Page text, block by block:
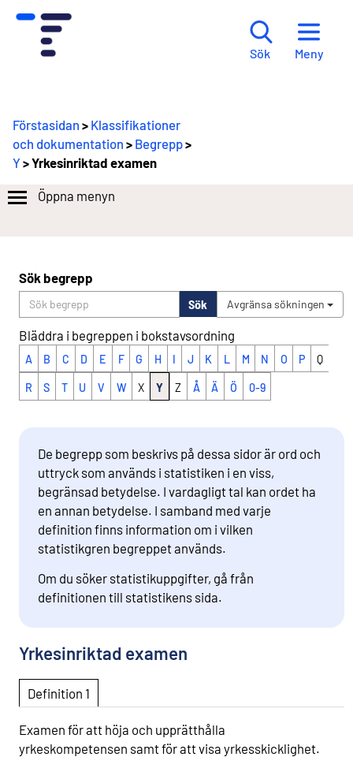
Sök Meny
Förstasidan > Klassifikationer
och dokumentation > Begrepp>
Y > Yrkesinriktad examen
Öppna menyn
Sök begrepp
Sök Avgränsa sökningen
Bläddra i begreppen i bokstavsordning
A B C D E F G H I J K L M N O P Q
R S T U V W X Y Z Å Ä Ö 0-9
De begrepp som beskrivs på dessa sidor är ord och
uttryck som används i statistiken i en viss,
begränsad betydelse. I vardagligt tal kan ordet ha
en annan betydelse. I samband med varje
definition finns information om i vilken
statistikgren begreppet används.
Om du söker statistikuppgifter, gå från
definitionen till statistikens sida.
Yrkesinriktad examen
Definition 1
Examen för att höja och upprätthålla
yrkeskompetensen samt för att visa yrkesskicklighet.